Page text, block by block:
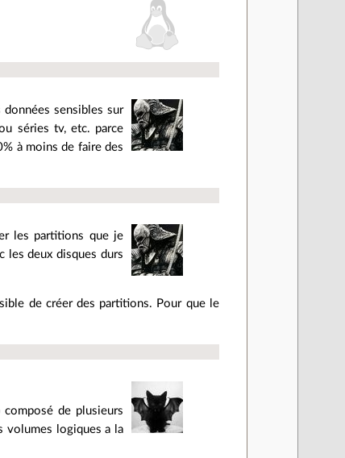
sensibles sur
séries tv, etc. parce
à moins de faire des
les partitions que je
les deux disques durs
de créer des partitions. Pour que le
de plusieurs
volumes logiques a la